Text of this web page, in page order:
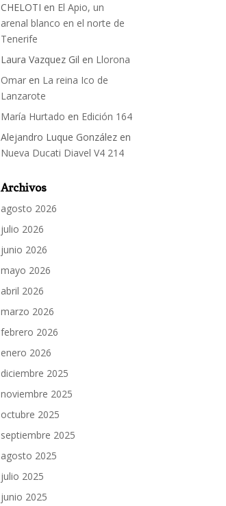
CHELOTI en El Apio, un
arenal blanco en el norte de
Tenerife
Laura Vazquez Gil en Llorona
Omar en La reina Ico de
Lanzarote
María Hurtado en Edición 164
Alejandro Luque González en
Nueva Ducati Diavel V4 214
Archivos
agosto 2026
julio 2026
junio 2026
mayo 2026
abril 2026
marzo 2026
febrero 2026
enero 2026
diciembre 2025
noviembre 2025
octubre 2025
septiembre 2025
agosto 2025
julio 2025
junio 2025